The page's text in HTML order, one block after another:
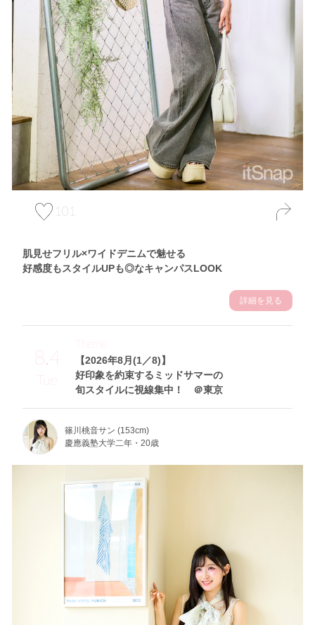
101
肌見せフリル×ワイドデニムで魅せる
好感度もスタイルUPも◎なキャンパスLOOK
詳細を見る
8.4
Tue
【2026年8月(1／8)】
好印象を約束するミッドサマーの
旬スタイルに視線集中！ ＠東京
Theme
篠川桃音サン (153cm)
慶應義塾大学二年・20歳